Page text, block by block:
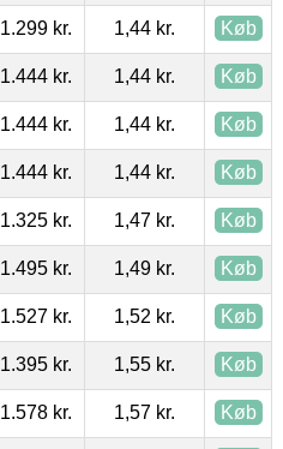
1.299 kr. 1,44 kr. Køb
1.444 kr. 1,44 kr. Køb
1.444 kr. 1,44 kr. Køb
1.444 kr. 1,44 kr. Køb
1.325 kr. 1,47 kr. Køb
1.495 kr. 1,49 kr. Køb
1.527 kr. 1,52 kr. Køb
1.395 kr. 1,55 kr. Køb
1.578 kr. 1,57 kr. Køb